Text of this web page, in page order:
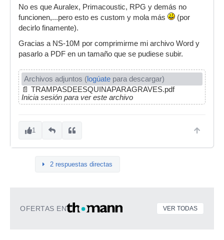
No es que Auralex, Primacoustic, RPG y demás no
funcionen,...pero esto es custom y mola más
(por
decirlo finamente).
Gracias a NS-10M por comprimirme mi archivo Word y
pasarlo a PDF en un tamaño que se pudiese subir.
Archivos adjuntos (logúate para descargar)
📄 TRAMPASDEESQUINAPARAGRAVES.pdf
Inicia sesión para ver este archivo
1
2 respuestas directas
OFERTAS EN VER TODAS